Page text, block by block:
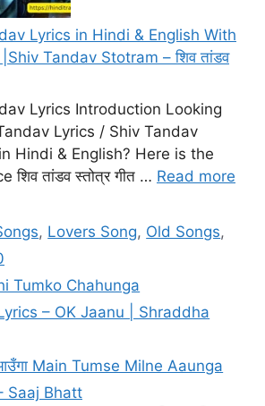
Lyrics in Hindi & English With
Tandav Stotram – शिव तांडव
Lyrics Introduction Looking
Lyrics / Shiv Tandav
Hindi & English? Here is the
शिव तांडव स्तोत्र गीत … Read more
, Lovers Song, Old Songs,
Tumko Chahunga
– OK Jaanu | Shraddha
Main Tumse Milne Aaunga
Saaj Bhatt